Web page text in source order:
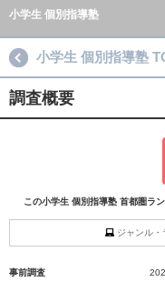
小学生 個別指導塾
小学生 個別指導塾
調査概要
この小学生 個別指導塾 首都圏ラ
ジャンル
事前調査